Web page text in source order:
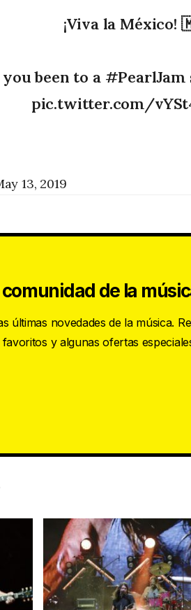
¡Viva la
been to a #PearlJam
pic.twitter.com/
13, 2019
comunidad de la
últimas novedades de la música.
y algunas ofertas